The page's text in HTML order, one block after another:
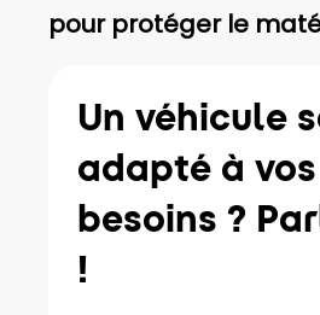
pour protéger le
Un véhicule
adapté à vos
besoins ?
!